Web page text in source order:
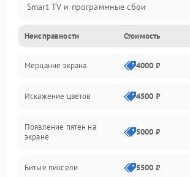
Smart TV и программные сбои
Питание и запуск
Подсветка и LED-модули
Звук и аудиосистема
Сигнал и приём каналов
Неисправности Стоимость
Мерцание экрана 4000 ₽
Искажение цветов 4500 ₽
Появление пятен на
экране
5000 ₽
Битые пиксели 5500 ₽